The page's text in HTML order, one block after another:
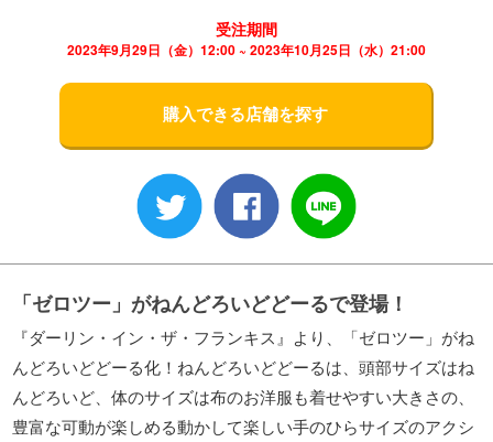
受注期間
2023年9月29日（金）12:00 ~ 2023年10月25日（水）21:00
購入できる店舗を探す
「ゼロツー」がねんどろいどどーるで登場！
『ダーリン・イン・ザ・フランキス』より、「ゼロツー」がね
んどろいどどーる化！ねんどろいどどーるは、頭部サイズはね
んどろいど、体のサイズは布のお洋服も着せやすい大きさの、
豊富な可動が楽しめる動かして楽しい手のひらサイズのアクシ